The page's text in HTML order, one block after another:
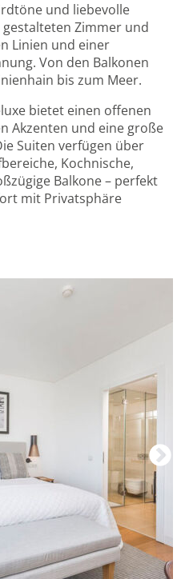
und liebevolle
Zimmer und
Linien und einer
Von den Balkonen
bis zum Meer.
bietet einen offenen
Akzenten und eine große
Suiten verfügen über
Kochnische,
Balkone – perfekt
mit Privatsphäre